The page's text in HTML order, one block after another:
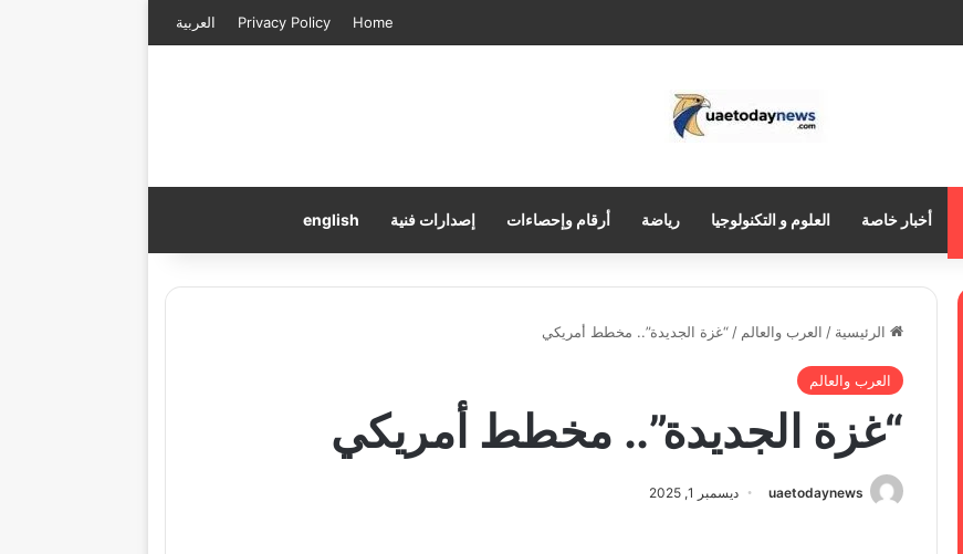
Home
Privacy Policy العربية
أخبار خاصة العلوم و التكنولوجيا رياضة أرقام وإحصاءات إصدارات فنية english
الرئيسية / العرب والعالم / “غزة الجديدة”.. مخطط أمريكي
العرب والعالم
“غزة الجديدة”.. مخطط أمريكي
uaetodaynews ديسمبر 1, 2025